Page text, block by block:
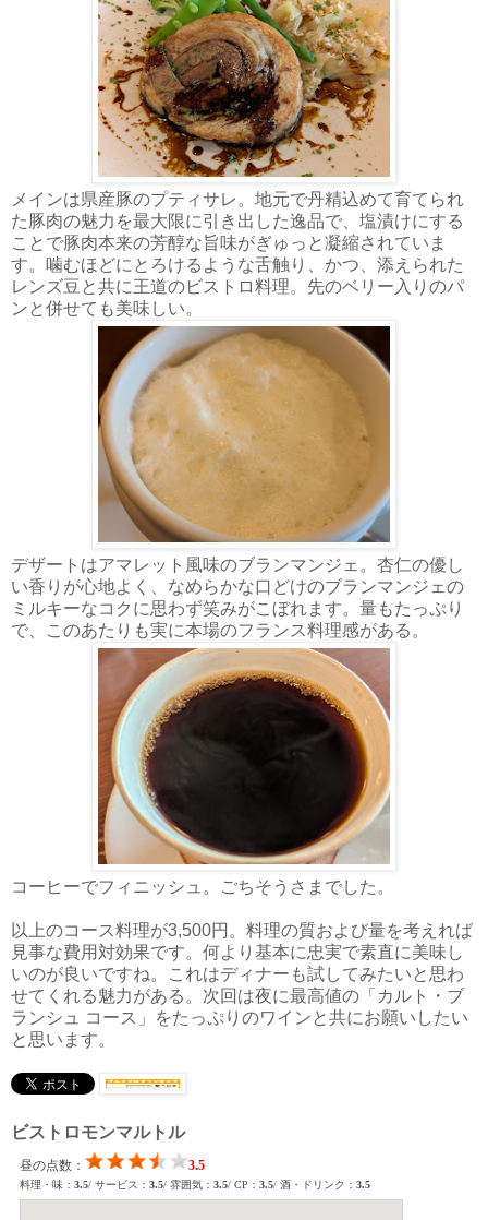
メインは県産豚のプティサレ。地元で丹精込めて育てられ
た豚肉の魅力を最大限に引き出した逸品で、塩漬けにする
ことで豚肉本来の芳醇な旨味がぎゅっと凝縮されていま
す。噛むほどにとろけるような舌触り、かつ、添えられた
レンズ豆と共に王道のビストロ料理。先のベリー入りのパ
ンと併せても美味しい。
デザートはアマレット風味のブランマンジェ。杏仁の優し
い香りが心地よく、なめらかな口どけのブランマンジェの
ミルキーなコクに思わず笑みがこぼれます。量もたっぷり
で、このあたりも実に本場のフランス料理感がある。
コーヒーでフィニッシュ。ごちそうさまでした。
以上のコース料理が3,500円。料理の質および量を考えれば
見事な費用対効果です。何より基本に忠実で素直に美味し
いのが良いですね。これはディナーも試してみたいと思わ
せてくれる魅力がある。次回は夜に最高値の「カルト・ブ
ランシュ コース」をたっぷりのワインと共にお願いしたい
と思います。
ビストロモンマルトル